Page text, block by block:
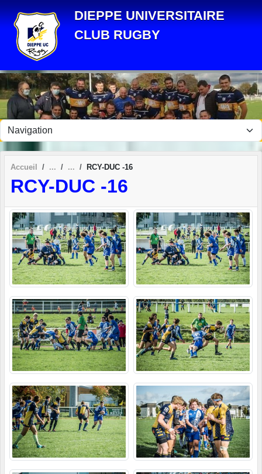
DIEPPE UNIVERSITAIRE
CLUB RUGBY
Accueil RCY-DUC -16
RCY-DUC -16